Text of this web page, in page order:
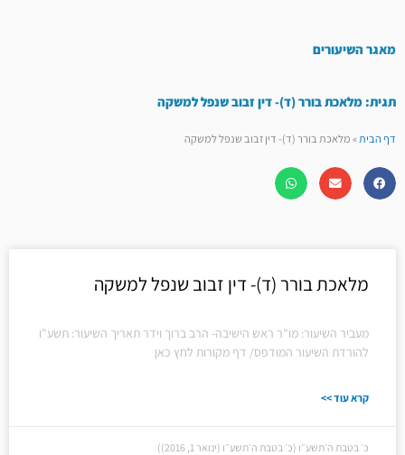
מאגר השיעורים
תגית: מלאכת בורר (ד)- דין זבוב שנפל למשקה
דף הבית»מלאכת בורר (ד)- דין זבוב שנפל למשקה
מלאכת בורר (ד)- דין זבוב שנפל למשקה
מעביר השיעור: מו"ר ראש הישיבה- הרב ברוך וידר תאריך השיעור: תשע"ו
להורדת השיעור המודפס/ דף מקורות לחץ כאן
קרא עוד >>
כ׳ בטבת ה׳תשע״ו (כ׳ בטבת ה׳תשע״ו (ינואר 1, 2016))